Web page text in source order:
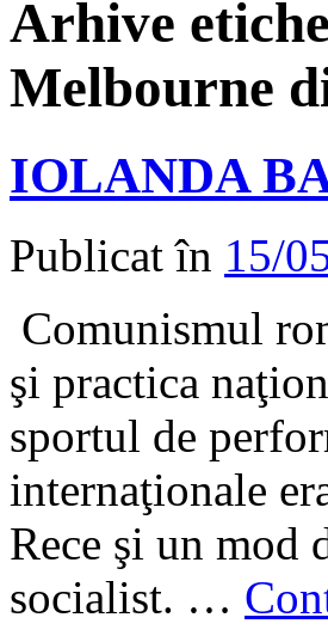
Arhive
Melbourne
IOLANDA
Publicat în 15/
Comunismul
şi practica
sportul de
internaţionale
Rece şi un mod
socialist. …